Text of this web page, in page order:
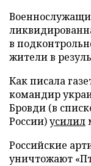
в
жители в
Как писала
командир
Бровди (в
России)усилил
Российские
уничтожают